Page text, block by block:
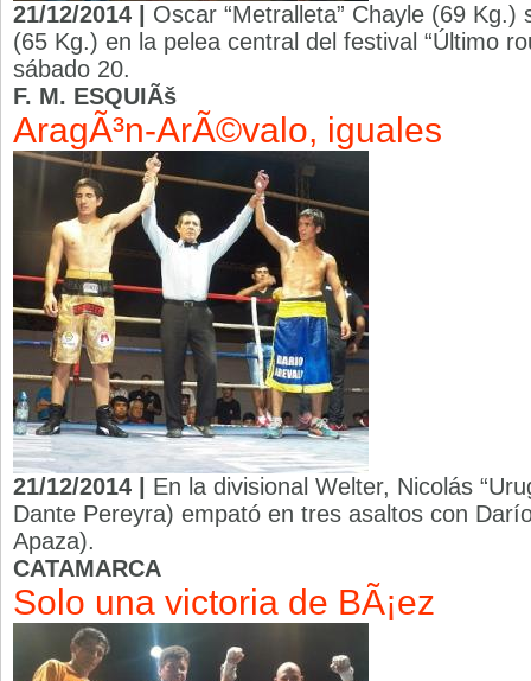
21/12/2014 | Oscar “Metralleta” Chayle (69
(65 Kg.) en la pelea central del festival “Último
sábado 20.
F. M. ESQUIÃš
AragÃ³n-ArÃ©valo, iguales
21/12/2014 | En la divisional Welter, Nicolás
Dante Pereyra) empató en tres asaltos con
Apaza).
CATAMARCA
Solo una victoria de BÃ¡ez